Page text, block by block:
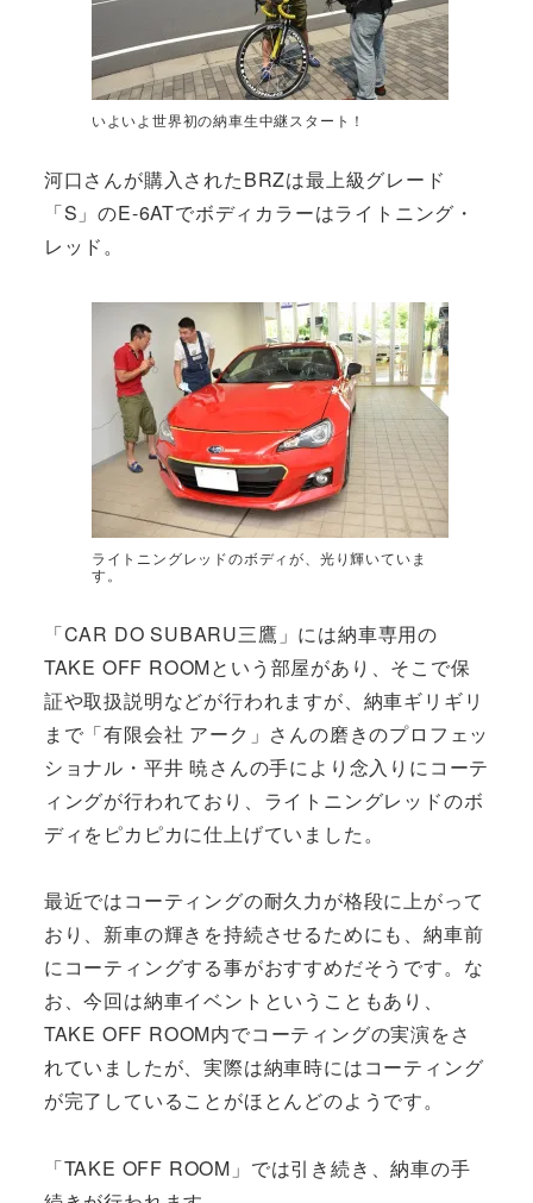
いよいよ世界初の納車生中継スタート！
河口さんが購入されたBRZは最上級グレード
「S」のE-6ATでボディカラーはライトニング・
レッド。
ライトニングレッドのボディが、光り輝いていま
す。
「CAR DO SUBARU三鷹」には納車専用の
TAKE OFF ROOMという部屋があり、そこで保
証や取扱説明などが行われますが、納車ギリギリ
まで「有限会社 アーク」さんの磨きのプロフェッ
ショナル・平井 暁さんの手により念入りにコーテ
ィングが行われており、ライトニングレッドのボ
ディをピカピカに仕上げていました。
最近ではコーティングの耐久力が格段に上がって
おり、新車の輝きを持続させるためにも、納車前
にコーティングする事がおすすめだそうです。な
お、今回は納車イベントということもあり、
TAKE OFF ROOM内でコーティングの実演をさ
れていましたが、実際は納車時にはコーティング
が完了していることがほとんどのようです。
「TAKE OFF ROOM」では引き続き、納車の手